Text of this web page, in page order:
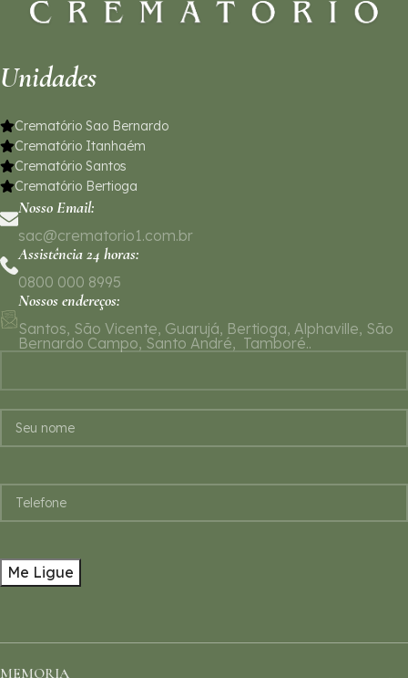
Unidades
Crematório Sao Bernardo
Crematório Itanhaém
Crematório Santos
Crematório Bertioga
Nosso Email:
sac@crematorio1.com.br
Assistência 24 horas:
0800 000 8995
Nossos endereços:
Santos, São Vicente, Guarujá, Bertioga, Alphaville, São
Bernardo Campo, Santo André, Tamboré..
MEMORIA